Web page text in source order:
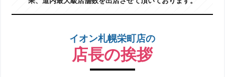
イオン札幌栄町店の
店長の挨拶